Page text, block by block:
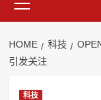
Menu
HOME 科技
引发关注
科技